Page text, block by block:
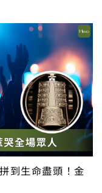
到生命盡頭！金